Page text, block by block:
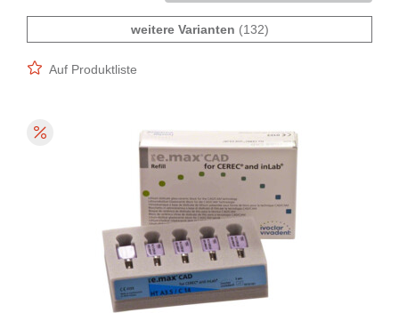
weitere Varianten (132)
Auf Produktliste